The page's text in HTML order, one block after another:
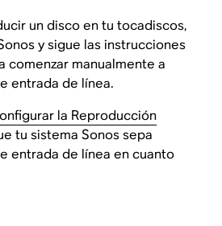
un disco en tu tocadiscos,
y sigue las instrucciones
comenzar manualmente a
entrada de línea.
la Reproducción
tu sistema Sonos sepa
entrada de línea en cuanto